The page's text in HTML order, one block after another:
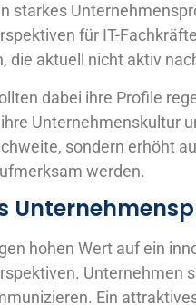
starkes
für IT-
die aktuell nicht aktiv
dabei ihre Profile
Unternehmenskultur
sondern erhöht
werden.
hohen Wert auf ein
Unternehmen
Ein